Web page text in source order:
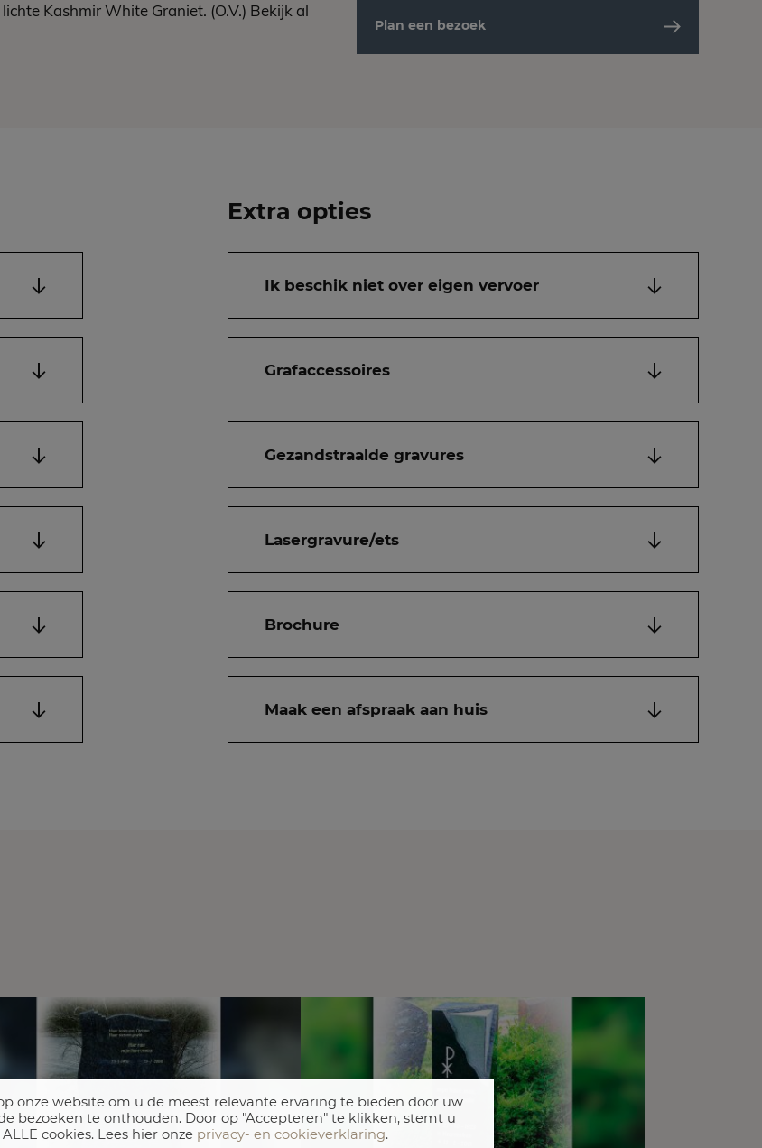
Kashmir White Graniet. (O.V.) Bekijk al
Plan een bezoek
Extra opties
Ik beschik niet over eigen vervoer
Grafaccessoires
Gezandstraalde gravures
Lasergravure/ets
Brochure
Maak een afspraak aan huis
onze website om u de meest relevante ervaring te bieden door uw
bezoeken te onthouden. Door op "Accepteren" te klikken, stemt u
cookies. Lees hier onze privacy- en cookieverklaring.